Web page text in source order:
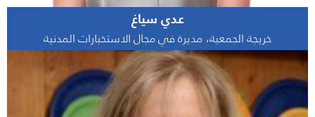
عدي سياغ
خريجة الجمعية، مديرة في مجال الاستخبارات المدنية